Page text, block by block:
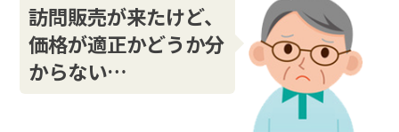
訪問販売が来たけど、
価格が適正かどうか分
からない…